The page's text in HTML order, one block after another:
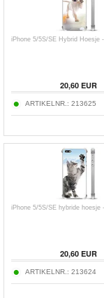
iPhone 5/5S/SE Hybrid Hoesje
20,60EUR
ARTIKELNR.: 213625
iPhone 5/5S/SE hybride hoesje
20,60EUR
ARTIKELNR.: 213624